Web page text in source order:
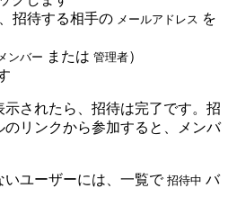
招待する相手の メールアドレス を
メンバー または 管理者）
示されたら、招待は完了です。招
リンクから参加すると、メンバ
ユーザーには、一覧で 招待中 バ